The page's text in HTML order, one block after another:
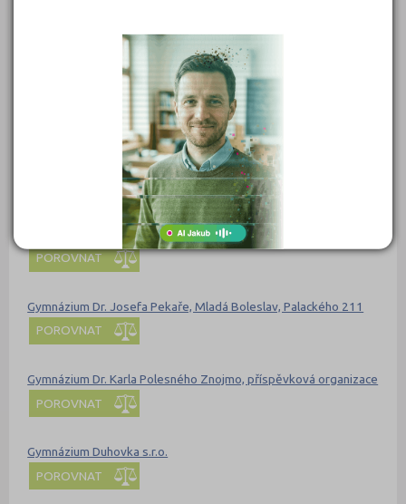
Gymnázium dr. A. Hrdličky Humpolec
Gymnázium Dr. Antona Randy, Jablonec nad Nisou, příspěvková
Gymnázium Dr. Emila Holuba, Holice, Na Mušce 1110
POROVNAT
Gymnázium Dr. Josefa Pekaře, Mladá Boleslav, Palackého 211
POROVNAT
Gymnázium Dr. Karla Polesného Znojmo, příspěvková organizace
POROVNAT
Gymnázium Duhovka s.r.o.
POROVNAT